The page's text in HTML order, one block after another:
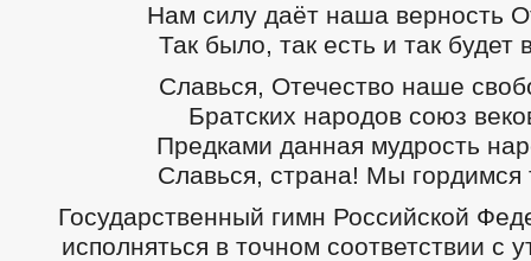
Нам силу даёт наша верность
Так было, так есть и так будет
Славься, Отечество наше
Братских народов союз
Предками данная мудрость
Славься, страна! Мы гордимся
Государственный гимн Российской
исполняться в точном соответствии с